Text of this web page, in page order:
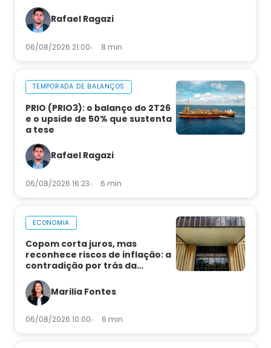
Rafael Ragazi
06/08/2026 21:00 8 min
TEMPORADA DE BALANÇOS
PRIO (PRIO3): o balanço do 2T26
e o upside de 50% que sustenta
a tese
Rafael Ragazi
06/08/2026 16:23 6 min
ECONOMIA
Copom corta juros, mas
reconhece riscos de inflação: a
contradição por trás da
Marilia Fontes
06/08/2026 10:00 6 min